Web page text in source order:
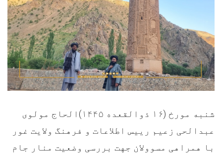
شنبه مورخ (۱۶ ذوالقعده ۱۴۴۵)الحاج مولوی
عبدالحی زعیم رییس اطلاعات و فرهنگ ولایت غور
با همراهی مسوولان جهت بررسی وضعیت منار جام